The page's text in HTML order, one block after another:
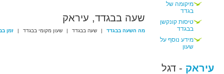
מיקומה של
בגדד
טיסות קונקשן
בבגדד
מידע נוסף על
שעון
עיראק - דגל
שעה בבגדד, עיראק
מה השעה בבגדד | שעה בבגדד | שעון מקומי בבגדד | זמן